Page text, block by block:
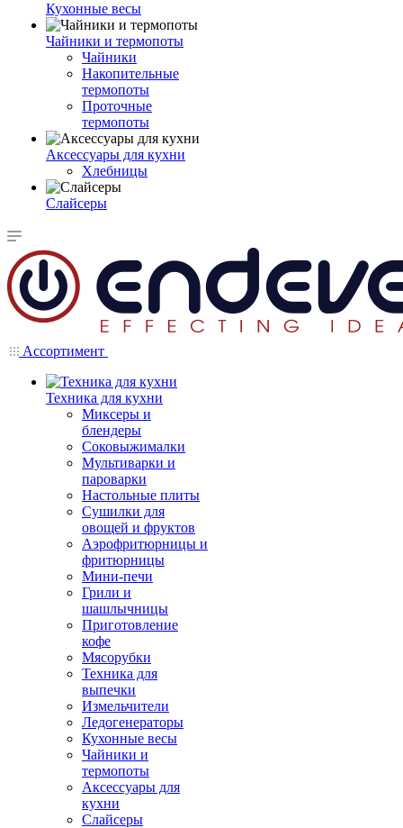
Кухонные весы
Чайники и термопоты
Чайники
Накопительные
термопоты
Проточные
термопоты
Аксессуары для кухни
Хлебницы
Слайсеры
Ассортимент
Техника для кухни
Миксеры и
блендеры
Соковыжималки
Мультиварки и
пароварки
Настольные плиты
Сушилки для
овощей и фруктов
Аэрофритюрницы и
фритюрницы
Мини-печи
Грили и
шашлычницы
Приготовление
кофе
Мясорубки
Техника для
выпечки
Измельчители
Ледогенераторы
Кухонные весы
Чайники и
термопоты
Аксессуары для
кухни
Слайсеры